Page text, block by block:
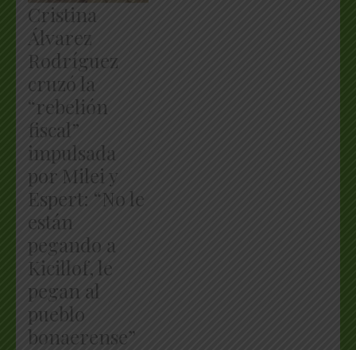
Cristina
Álvarez
Rodríguez
cruzó la
“rebelión
fiscal”
impulsada
por Milei y
Espert: “No le
están
pegando a
Kicillof, le
pegan al
pueblo
bonaerense”